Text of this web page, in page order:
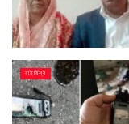
বহির্বিশ্ব